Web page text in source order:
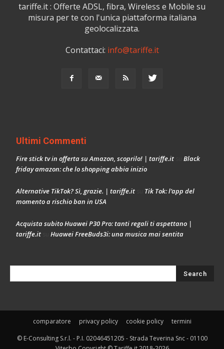
tariffe.it : Offerte ADSL, fibra, Wireless e Mobile su
misura per te con l'unica piattaforma italiana
geolocalizzata.
Contattaci: info@tariffe.it
Ultimi Commenti
Fire stick tv in offerta su Amazon, scoprilo! | tariffe.it
Black
friday amazon: che lo shopping abbia inizio
Alternative TikTok? Sì, grazie. | tariffe.it
Tik Tok: l’app del
momento a rischio ban in USA
Acquista subito Huawei P30 Pro: tanti regali ti aspettano |
tariffe.it
Huawei FreeBuds3i: una musica mai sentita
comparatore privacy policy cookie policy
termini
© E-Consulting S.r.l. - P.I. 02046451205 - Strada Teverina Snc - 01100